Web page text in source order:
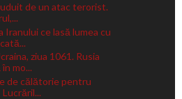
de un atac terorist.
Iranului ce lasă lumea cu
ziua 1061. Rusia
în mo...
de călătorie pentru